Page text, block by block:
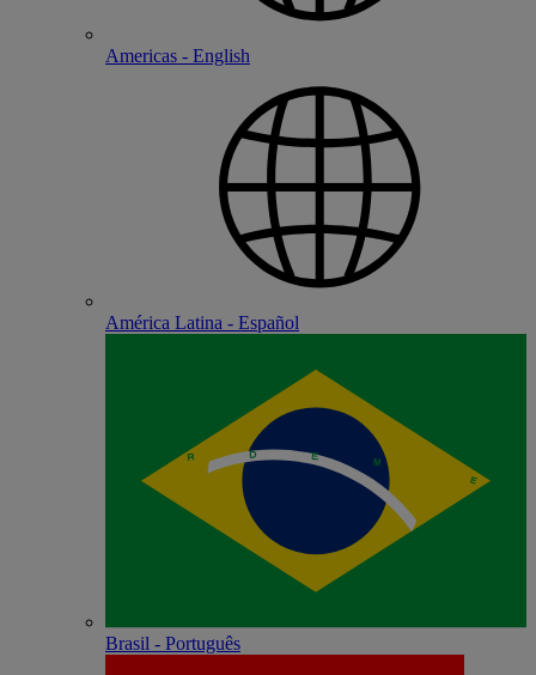
Americas - English
América Latina - Español
Brasil - Português